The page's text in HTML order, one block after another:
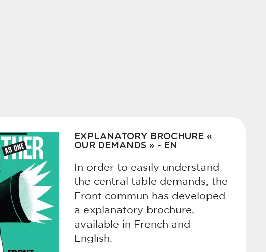
EXPLANATORY BROCHURE «
OUR DEMANDS » - EN
In order to easily understand
the central table demands, the
Front commun has developed
a explanatory brochure,
available in French and
English.